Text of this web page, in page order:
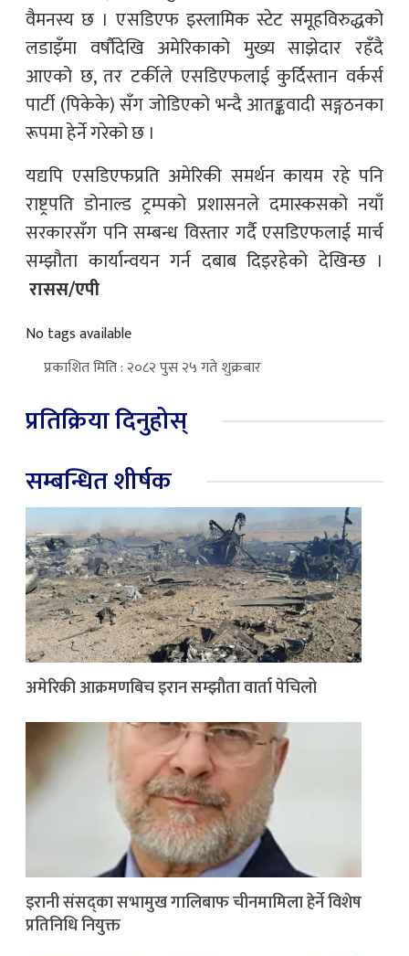
वैमनस्य छ । एसडिएफ इस्लामिक स्टेट समूहविरुद्धको
लडाइँमा वर्षौदेखि अमेरिकाको मुख्य साझेदार रहँदै
आएको छ, तर टर्कीले एसडिएफलाई कुर्दिस्तान वर्कर्स
पार्टी (पिकेके) सँग जोडिएको भन्दै आतङ्कवादी सङ्गठनका
रूपमा हेर्ने गरेको छ ।
यद्यपि एसडिएफप्रति अमेरिकी समर्थन कायम रहे पनि
राष्ट्रपति डोनाल्ड ट्रम्पको प्रशासनले दमास्कसको नयाँ
सरकारसँग पनि सम्बन्ध विस्तार गर्दै एसडिएफलाई मार्च
सम्झौता कार्यान्वयन गर्न दबाब दिइरहेको देखिन्छ ।
रासस/एपी
No tags available
प्रकाशित मिति : २०८२ पुस २५ गते शुक्रबार
प्रतिक्रिया दिनुहोस्
सम्बन्धित शीर्षक
अमेरिकी आक्रमणबिच इरान सम्झौता वार्ता पेचिलो
इरानी संसद्का सभामुख गालिबाफ चीनमामिला हेर्ने विशेष
प्रतिनिधि नियुक्त